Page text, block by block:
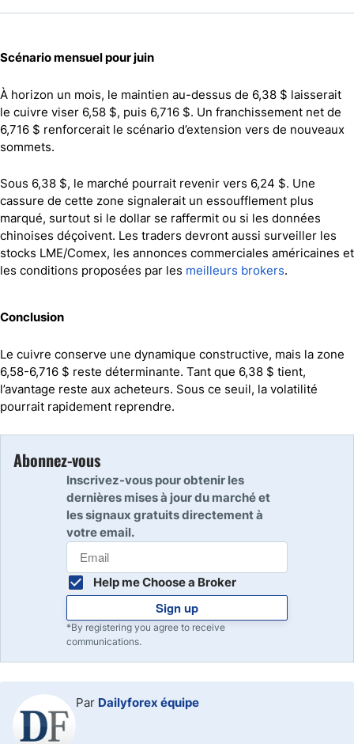
Scénario mensuel pour juin
À horizon un mois, le maintien au-dessus de 6,38 $ laisserait
le cuivre viser 6,58 $, puis 6,716 $. Un franchissement net de
6,716 $ renforcerait le scénario d’extension vers de nouveaux
sommets.
Sous 6,38 $, le marché pourrait revenir vers 6,24 $. Une
cassure de cette zone signalerait un essoufflement plus
marqué, surtout si le dollar se raffermit ou si les données
chinoises déçoivent. Les traders devront aussi surveiller les
stocks LME/Comex, les annonces commerciales américaines et
les conditions proposées par les meilleurs brokers.
Conclusion
Le cuivre conserve une dynamique constructive, mais la zone
6,58-6,716 $ reste déterminante. Tant que 6,38 $ tient,
l’avantage reste aux acheteurs. Sous ce seuil, la volatilité
pourrait rapidement reprendre.
Abonnez-vous
Inscrivez-vous pour obtenir les
dernières mises à jour du marché et
les signaux gratuits directement à
votre email.
Help me Choose a Broker
Sign up
*By registering you agree to receive
communications.
Par Dailyforex équipe